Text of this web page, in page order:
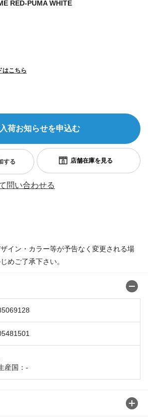
RED-PUMA WHITE
はこちら
する
入荷お知らせを申込む
問い合わせる
イン・カラー等が予告なく変更される場
めご了承下さい。
産国：-